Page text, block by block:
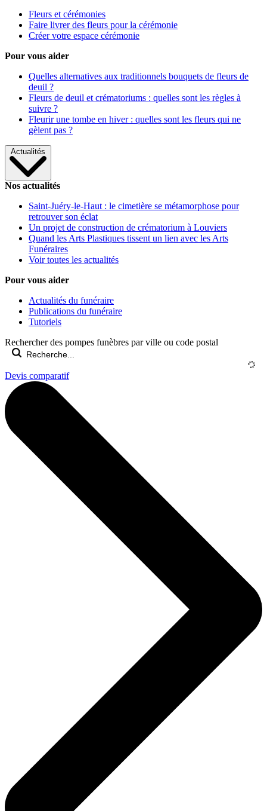
Fleurs et cérémonies
Faire livrer des fleurs pour la cérémonie
Créer votre espace cérémonie
Pour vous aider
Quelles alternatives aux traditionnels bouquets de fleurs de
deuil ?
Fleurs de deuil et crématoriums : quelles sont les règles à
suivre ?
Fleurir une tombe en hiver : quelles sont les fleurs qui ne
gèlent pas ?
Actualités
Nos actualités
Saint-Juéry-le-Haut : le cimetière se métamorphose pour
retrouver son éclat
Un projet de construction de crématorium à Louviers
Quand les Arts Plastiques tissent un lien avec les Arts
Funéraires
Voir toutes les actualités
Pour vous aider
Actualités du funéraire
Publications du funéraire
Tutoriels
Rechercher des pompes funèbres par ville ou code postal
Devis comparatif